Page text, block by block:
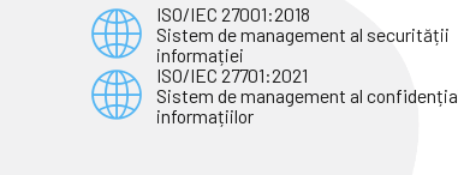
ISO/IEC 27001:2018
Sistem de management al securității
informației
ISO/IEC 27701:2021
Sistem de management al
informațiilor